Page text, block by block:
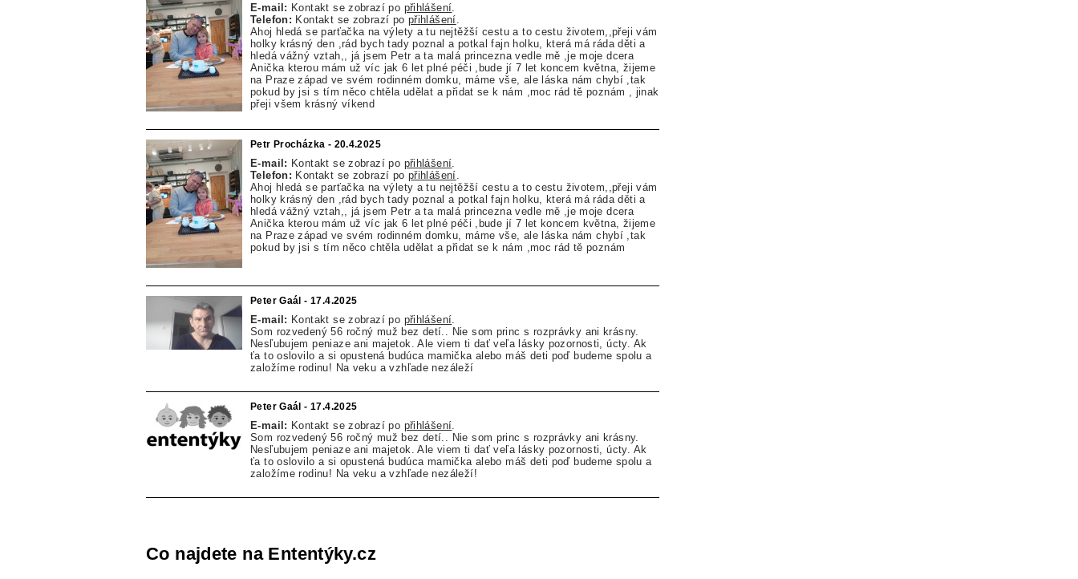
E-mail: Kontakt se zobrazí po přihlášení
Telefon: Kontakt se zobrazí po přihlášení
Ahoj hledá se parťačka na výlety a tu nejtěžší cestu a to cestu životem,,přeji vám
holky krásný den ,rád bych tady poznal a potkal fajn holku, která má ráda děti a
hledá vážný vztah,, já jsem Petr a ta malá princezna vedle mě ,je moje dcera
Anička kterou mám už víc jak 6 let plné péči ,bude jí 7 let koncem května, žijeme
na Praze západ ve svém rodinném domku, máme vše, ale láska nám chybí ,tak
pokud by jsi s tím něco chtěla udělat a přidat se k nám ,moc rád tě poznám , jinak
přeji všem krásný víkend
Petr Procházka - 20.4.2025
E-mail: Kontakt se zobrazí po přihlášení.
Telefon: Kontakt se zobrazí po přihlášení.
Ahoj hledá se parťačka na výlety a tu nejtěžší cestu a to cestu životem,,přeji vám
holky krásný den ,rád bych tady poznal a potkal fajn holku, která má ráda děti a
hledá vážný vztah,, já jsem Petr a ta malá princezna vedle mě ,je moje dcera
Anička kterou mám už víc jak 6 let plné péči ,bude jí 7 let koncem května, žijeme
na Praze západ ve svém rodinném domku, máme vše, ale láska nám chybí ,tak
pokud by jsi s tím něco chtěla udělat a přidat se k nám ,moc rád tě poznám
Peter Gaál - 17.4.2025
E-mail: Kontakt se zobrazí po přihlášení
Som rozvedený 56 ročný muž bez detí.. Nie som princ s rozprávky ani krásny.
Nesľubujem peniaze ani majetok. Ale viem ti dať veľa lásky pozornosti, úcty. Ak
ťa to oslovilo a si opustená budúca mamička alebo máš deti poď budeme spolu a
založíme rodinu! Na veku a vzhľade nezáleží
Peter Gaál - 17.4.2025
E-mail: Kontakt se zobrazí po přihlášení
Som rozvedený 56 ročný muž bez detí.. Nie som princ s rozprávky ani krásny.
Nesľubujem peniaze ani majetok. Ale viem ti dať veľa lásky pozornosti, úcty. Ak
ťa to oslovilo a si opustená budúca mamička alebo máš deti poď budeme spolu a
založíme rodinu! Na veku a vzhľade nezáleží!
Co najdete na Ententýky.cz